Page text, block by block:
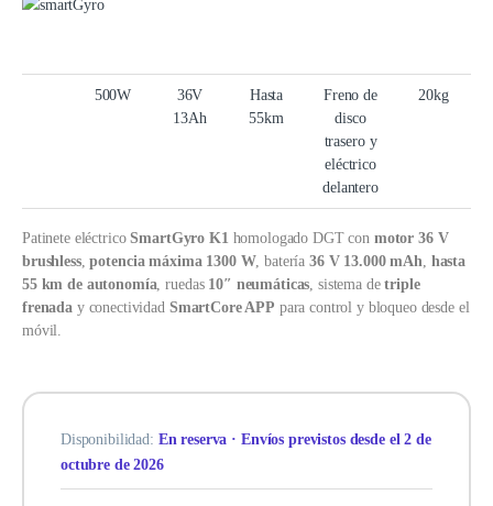
500W
36V
13Ah
Hasta
55km
Freno de
disco
trasero y
eléctrico
delantero
20kg
Patinete eléctricoSmartGyro K1 homologado DGT con motor 36 V
brushless,potencia máxima 1300 W, batería36 V 13.000 mAh, hasta
55 km de autonomía, ruedas 10″ neumáticas, sistema detriple
frenada y conectividad SmartCore APP para control y bloqueo desde el
móvil.
Disponibilidad: En reserva · Envíos previstos desde el 2 de
octubre de 2026